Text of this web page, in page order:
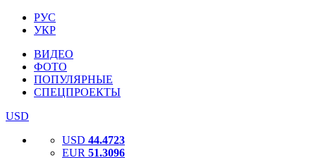
РУС
УКР
ВИДЕО
ФОТО
ПОПУЛЯРНЫЕ
СПЕЦПРОЕКТЫ
USD
USD 44.4723
EUR 51.3096